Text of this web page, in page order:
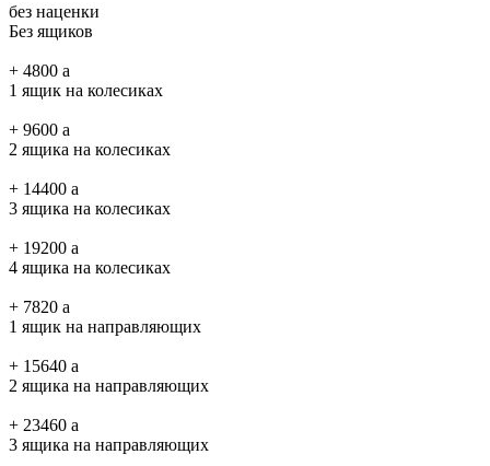
без наценки
Без ящиков
+ 4800 a
1 ящик на колесиках
+ 9600 a
2 ящика на колесиках
+ 14400 a
3 ящика на колесиках
+ 19200 a
4 ящика на колесиках
+ 7820 a
1 ящик на направляющих
+ 15640 a
2 ящика на направляющих
+ 23460 a
3 ящика на направляющих